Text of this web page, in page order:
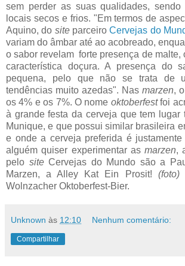
sem perder as suas qualidades, sendo
locais secos e frios. "Em termos de
Aquino, do siteparceiroCervejas do
variam do âmbar até ao acobreado,
o sabor revelam forte presença de malte,
característica doçura. A presença do
pequena, pelo que não se trata de
tendências muito azedas". Nas marzen,
os 4% e os 7%. O nome oktoberfestfoi
à grande festa da cerveja que tem lugar
Munique, e que possui similar brasileira
e onde a cerveja preferida é
alguém quiser experimentar asmarzen,
pelo siteCervejas do Mundo são a
Marzen, a Alley Kat Ein Prosit! (foto)
Wolnzacher Oktoberfest-Bier.
Unknown às 12:10 Nenhum comentário:
Compartilhar